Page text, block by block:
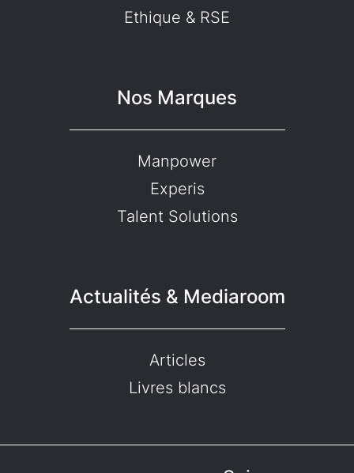
Ethique & RSE
Nos Marques
Manpower
Experis
Talent Solutions
Actualités & Mediaroom
Articles
Livres blancs